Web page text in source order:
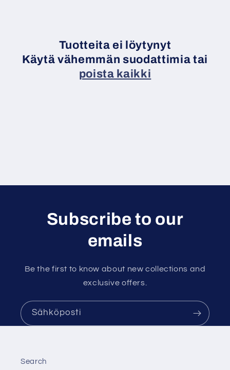
Tuotteita ei löytynyt
Käytä vähemmän suodattimia tai
poista kaikki
Subscribe to our
emails
Be the first to know about new collections and
exclusive offers.
Sähköposti
Search